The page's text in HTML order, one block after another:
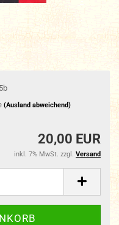
(Ausland abweichend)
20,00 EUR
inkl. 7% MwSt. zzgl. Versand